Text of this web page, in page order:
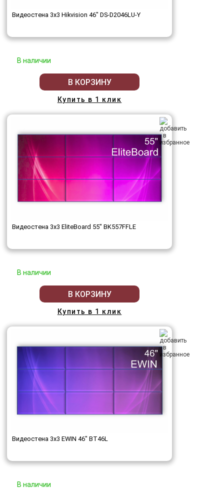
Видеостена 3x3 Hikvision 46" DS-D2046LU-Y
В наличии
В КОРЗИНУ
Купить в 1 клик
Видеостена 3x3 EliteBoard 55" BK557FFLE
В наличии
В КОРЗИНУ
Купить в 1 клик
Видеостена 3x3 EWIN 46" BT46L
В наличии